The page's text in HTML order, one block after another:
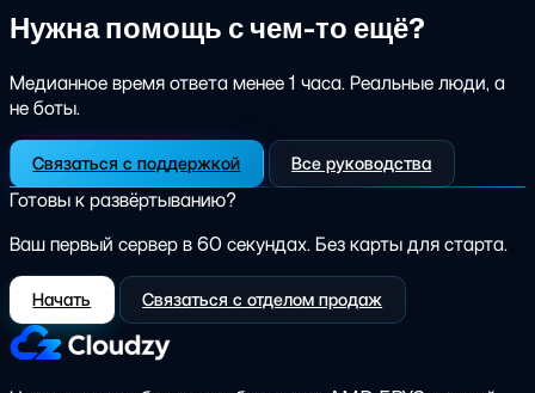
Нужна помощь с чем-то ещё?
Медианное время ответа менее 1 часа. Реальные люди, а
не боты.
Связаться с поддержкой Все руководства
Готовы к развёртыванию?
Ваш первый сервер в 60 секундах. Без карты для старта.
Начать Связаться с отделом продаж